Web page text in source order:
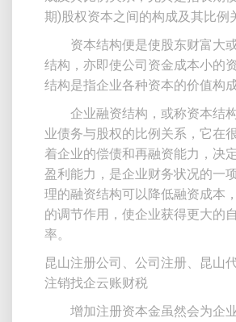
期)股权资本之间的构成及其比例
资本结构便是使股东财富大
结构，亦即使公司资金成本小的
结构是指企业各种资本的价值构
企业融资结构，或称资本结
业债务与股权的比例关系，它在
着企业的偿债和再融资能力，决
盈利能力，是企业财务状况的一
理的融资结构可以降低融资成本
的调节作用，使企业获得更大的
率。
昆山注册公司、公司注册、昆山
注销找企云账财税
增加注册资本金虽然会为企